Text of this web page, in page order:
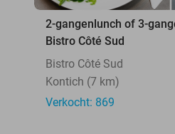
2-gangenlunch of 3-
Bistro Côté Sud
Bistro Côté Sud
Kontich (7 km)
Verkocht: 869